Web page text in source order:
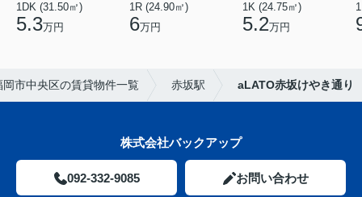
1DK (31.50㎡)
5.3万円
1R (24.90㎡)
6万円
1K (24.75㎡)
5.2万円
岡市中央区の賃貸物件一覧 赤坂駅 aLATO赤坂けやき通り
株式会社バックアップ
092-332-9085 お問い合わせ